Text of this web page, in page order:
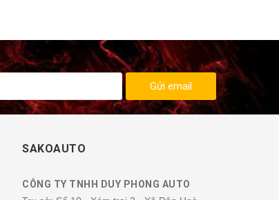
Gửi email
SAKOAUTO
CÔNG TY TNHH DUY PHONG AUTO